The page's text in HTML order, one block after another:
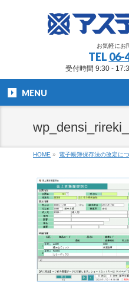
お気軽にお
TEL 06-
受付時間 9:30 -
MENU
HOME » 電子帳簿保存法の改定に